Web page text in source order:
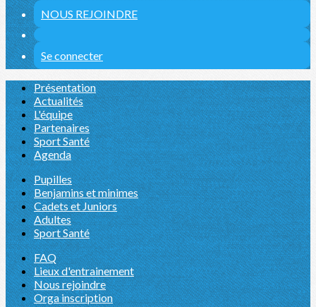
NOUS REJOINDRE
Se connecter
Présentation
Actualités
L'équipe
Partenaires
Sport Santé
Agenda
Pupilles
Benjamins et minimes
Cadets et Juniors
Adultes
Sport Santé
FAQ
Lieux d'entrainement
Nous rejoindre
Orga inscription